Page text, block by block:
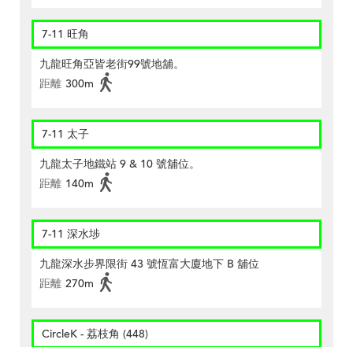
7-11 旺角
九龍旺角亞皆老街99號地舖。
距離 300m
7-11 太子
九龍太子地鐵站 9 & 10 號舖位。
距離 140m
7-11 深水埗
九龍深水步界限街 43 號恆富大廈地下 B 舖位
距離 270m
CircleK - 荔枝角 (448)